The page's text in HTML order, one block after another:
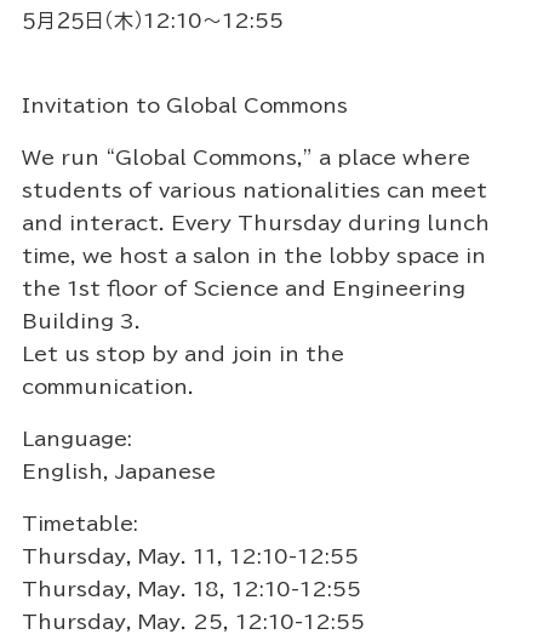
５月２５日（木）12:10～12:55
Invitation to Global Commons
We run “Global Commons,” a place where
students of various nationalities can meet
and interact. Every Thursday during lunch
time, we host a salon in the lobby space in
the 1st floor of Science and Engineering
Building 3.
Let us stop by and join in the
communication.
Language:
English, Japanese
Timetable:
Thursday, May. 11, 12:10-12:55
Thursday, May. 18, 12:10-12:55
Thursday, May. 25, 12:10-12:55